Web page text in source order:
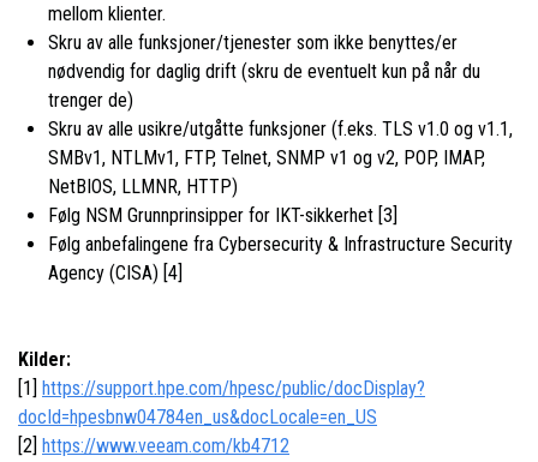
mellom klienter.
Skru av alle funksjoner/tjenester som ikke benyttes/er
nødvendig for daglig drift (skru de eventuelt kun på når du
trenger de)
Skru av alle usikre/utgåtte funksjoner (f.eks. TLS v1.0 og v1.1,
SMBv1, NTLMv1, FTP, Telnet, SNMP v1 og v2, POP, IMAP,
NetBIOS, LLMNR, HTTP)
Følg NSM Grunnprinsipper for IKT-sikkerhet [3]
Følg anbefalingene fra Cybersecurity & Infrastructure Security
Agency (CISA) [4]
Kilder:
[1] https://support.hpe.com/hpesc/public/docDisplay?
docId=hpesbnw04784en_us&docLocale=en_US
[2] https://www.veeam.com/kb4712